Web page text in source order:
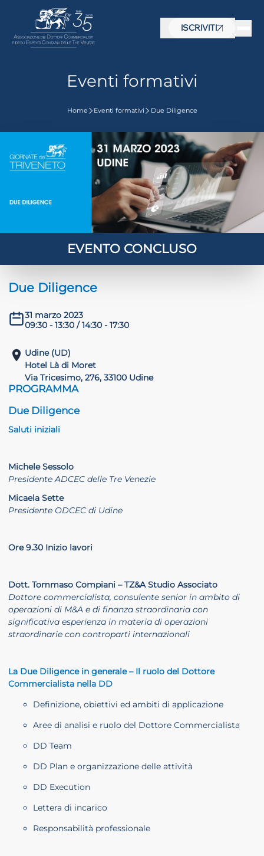
ISCRIVITI
Eventi formativi
Home Eventi formativi Due Diligence
EVENTO CONCLUSO
Due Diligence
31 marzo 2023
09:30 - 13:30 / 14:30 - 17:30
Udine (UD)
Hotel Là di Moret
Via Tricesimo, 276, 33100 Udine
PROGRAMMA
Due Diligence
Saluti iniziali
Michele Sessolo
Presidente ADCEC delle Tre Venezie
Micaela Sette
Presidente ODCEC di Udine
Ore 9.30 Inizio lavori
Dott. Tommaso Compiani – TZ&A Studio Associato
Dottore commercialista, consulente senior in ambito di
operazioni di M&A e di finanza straordinaria con
significativa esperienza in materia di operazioni
straordinarie con controparti internazionali
La Due Diligence in generale – Il ruolo del Dottore
Commercialista nella DD
Definizione, obiettivi ed ambiti di applicazione
Aree di analisi e ruolo del Dottore Commercialista
DD Team
DD Plan e organizzazione delle attività
DD Execution
Lettera di incarico
Responsabilità professionale